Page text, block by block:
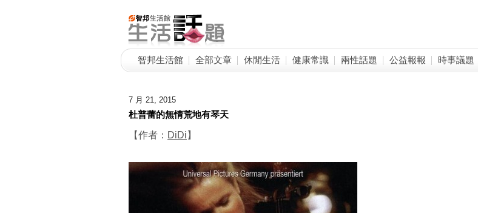
智邦生活館 全部文章 休閒生活 健康常識 兩性話題 公益報報 時事議題
7 月 21, 2015
杜普蕾的無情荒地有琴天
【作者： DiDi 】